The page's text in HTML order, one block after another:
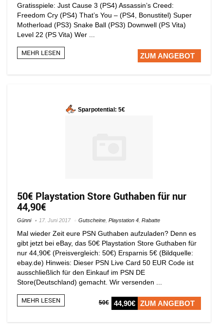
Gratisspiele: Just Cause 3 (PS4) Assassin’s Creed:
Freedom Cry (PS4) That’s You – (PS4, Bonustitel) Super
Motherload (PS3) Snake Ball (PS3) Downwell (PS Vita)
Level 22 (PS Vita) Wer ...
MEHR LESEN ZUM ANGEBOT
Sparpotential: 5€
50€ Playstation Store Guthaben für nur
44,90€
Günni 17. Juni 2017 Gutscheine Playstation 4 Rabatte
Mal wieder Zeit eure PSN Guthaben aufzuladen? Denn es
gibt jetzt bei eBay, das 50€ Playstation Store Guthaben für
nur 44,90€ (Preisvergleich: 50€) Ersparnis 5€ (Bildquelle:
ebay.de) Hinweis: Dieser PSN Live Card 50 EUR Code ist
ausschließlich für den Einkauf im PSN DE
Store(Deutschland) gemacht. Wir versenden ...
MEHR LESEN 50€ 44,90€ ZUM ANGEBOT